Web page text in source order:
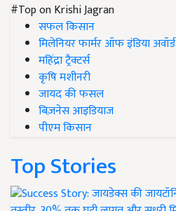
#Top on Krishi Jagran
सफल किसान
मिलेनियर फार्मर ऑफ इंडिया अवॉर्ड
महिंद्रा ट्रैक्टर्स
कृषि मशीनरी
जायद की फसल
बिज़नेस आइडियाज
पीएम किसान
Top Stories